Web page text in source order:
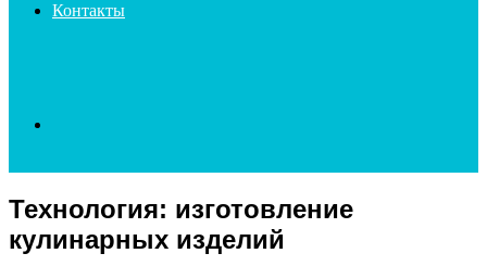
Контакты
for
Технология: изготовление
кулинарных изделий